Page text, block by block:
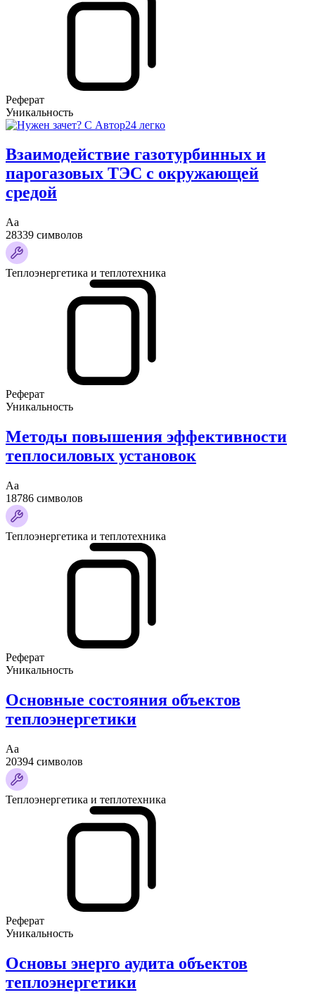
Реферат
Уникальность
Взаимодействие газотурбинных и
парогазовых ТЭС с окружающей
средой
Аа
28339 символов
Теплоэнергетика и теплотехника
Реферат
Уникальность
Методы повышения эффективности
теплосиловых установок
Аа
18786 символов
Теплоэнергетика и теплотехника
Реферат
Уникальность
Основные состояния объектов
теплоэнергетики
Аа
20394 символов
Теплоэнергетика и теплотехника
Реферат
Уникальность
Основы энерго аудита объектов
теплоэнергетики